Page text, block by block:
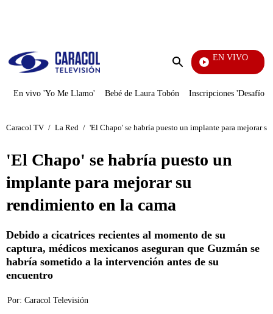
Enviar
EN VIVO
Santa Misa
En vivo 'Yo Me Llamo' Bebé de Laura Tobón Inscripciones 'Desafío'
Caracol TV / La Red / 'El Chapo' se habría puesto un implante para mejorar
'El Chapo' se habría puesto un
implante para mejorar su
rendimiento en la cama
Debido a cicatrices recientes al momento de su
captura, médicos mexicanos aseguran que Guzmán se
habría sometido a la intervención antes de su
encuentro
Por: Caracol Televisión